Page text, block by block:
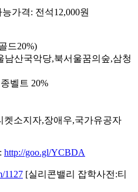
가격: 전석12,000원
드20%)
산국악당,북서울꿈의숲,삼청
벨트 20%
켓소지자,장애우,국가유공자
http://goo.gl/YCBDA
1127 [실리콘밸리 잡학사전:티